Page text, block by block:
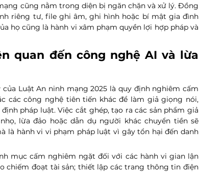
cũng nằm trong diện bị ngăn chặn và xử lý. Đồng
riêng tư, file ghi âm, ghi hình hoặc bí mật gia đình
họ cũng là hành vi xâm phạm quyền lợi hợp pháp và
quan đến công nghệ AI và lừa
Luật An ninh mạng 2025 là quy định nghiêm cấm
các công nghệ tiên tiến khác để làm giả giọng nói,
pháp luật. Việc cắt ghép, tạo ra các sản phẩm giả
lừa đảo hoặc dẫn dụ người khác chuyển tiền sẽ
là hành vi vi phạm pháp luật vì gây tổn hại đến danh
mục cấm nghiêm ngặt đối với các hành vi gian lận
chiếm đoạt tài sản; thiết lập các trang thông tin điện